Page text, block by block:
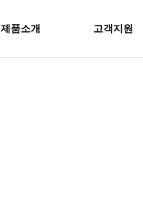
제품소개 고객지원